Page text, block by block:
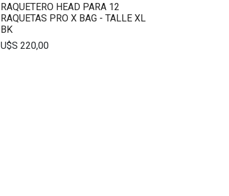
RAQUETERO HEAD PARA 12
RAQUETAS PRO X BAG - TALLE XL
BK
U$S 220,00